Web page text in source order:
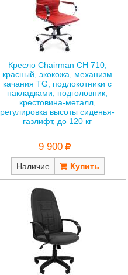
Кресло Chairman CH 710,
красный, экокожа, механизм
качания TG, подлокотники с
накладками, подголовник,
крестовина-металл,
регулировка высоты сиденья-
газлифт, до 120 кг
9 900
Наличие